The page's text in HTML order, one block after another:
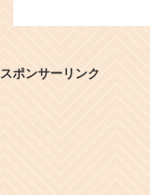
スポンサーリンク